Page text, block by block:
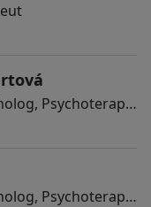
Dětský psycholog, Psycholog, Psychoterapeut
Psycholog, Dětský psycholog, Psychoterapeut